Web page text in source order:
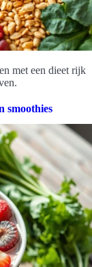
met een dieet rijk
smoothies